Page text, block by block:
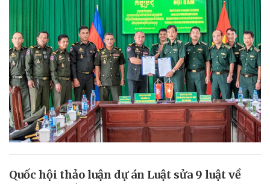
Quốc hội thảo luận dự án Luật sửa 9 luật về